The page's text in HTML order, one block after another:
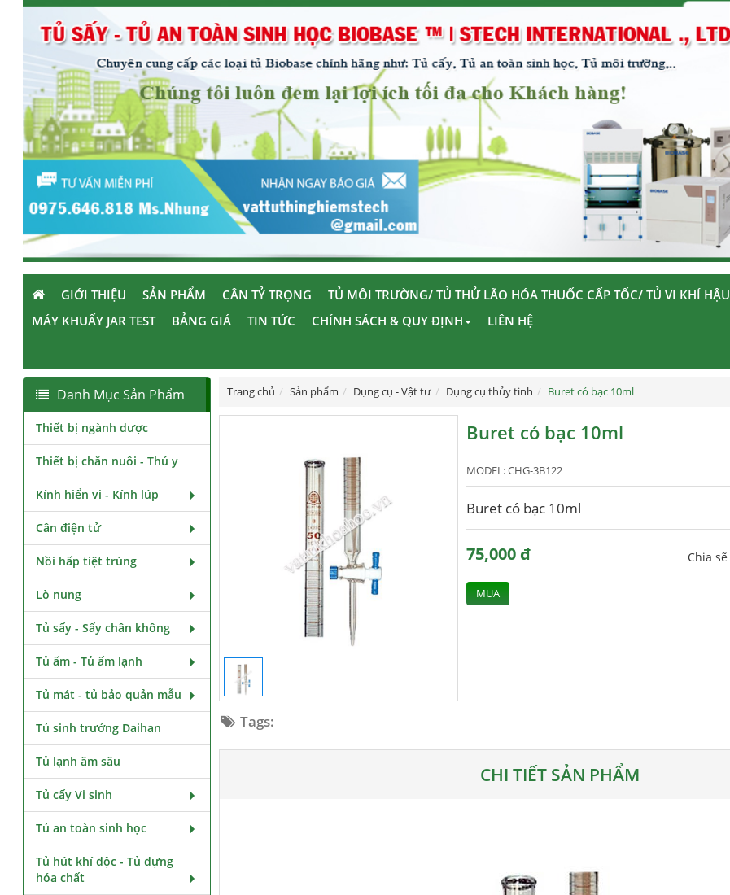
GIỚI THIỆU SẢN PHẨM CÂN TỶ TRỌNG TỦ MÔI TRƯỜNG/ TỦ THỬ LÃO HÓA THUỐC CẤP TỐC/ TỦ VI KHÍ HẬU
MÁY KHUẤY JAR TEST
BẢNG GIÁ TIN TỨC CHÍNH SÁCH & QUY ĐỊNH LIÊN HỆ
Trang chủ Sản phẩm Dụng cụ - Vật tư Dụng cụ thủy tinh Buret có bạc 10ml
Buret có bạc 10ml
MODEL:CHG-3B122
Buret có bạc 10ml
75,000 đ
MUA
Chia sẽ
Tags:
CHI TIẾT SẢN PHẨM
Danh Mục Sản Phẩm
Thiết bị ngành dược
Thiết bị chăn nuôi - Thú y
Kính hiển vi - Kính lúp
Cân điện tử
Nồi hấp tiệt trùng
Lò nung
Tủ sấy - Sấy chân không
Tủ ấm - Tủ ấm lạnh
Tủ mát - tủ bảo quản mẫu
Tủ sinh trưởng Daihan
Tủ lạnh âm sâu
Tủ cấy Vi sinh
Tủ an toàn sinh học
Tủ hút khí độc - Tủ đựng
hóa chất